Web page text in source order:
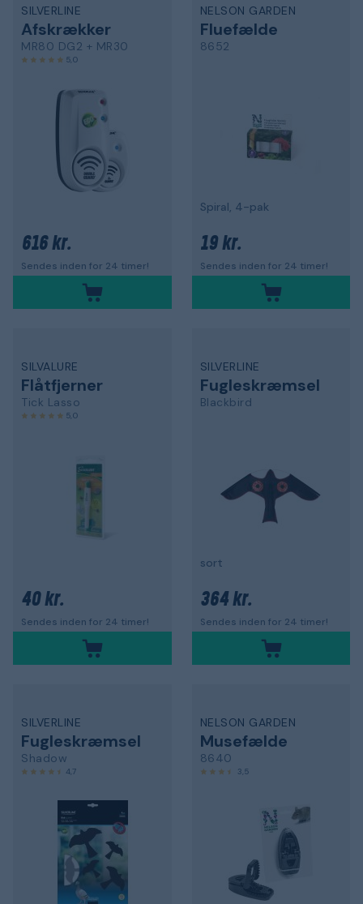
SILVERLINE
Afskrækker
MR80 DG2 + MR30
5,0
616 kr.
Sendes inden for 24 timer!
NELSON GARDEN
Fluefælde
8652
Spiral, 4-pak
19 kr.
Sendes inden for 24 timer!
SILVALURE
Flåtfjerner
Tick Lasso
5,0
40 kr.
Sendes inden for 24 timer!
SILVERLINE
Fugleskræmsel
Blackbird
sort
364 kr.
Sendes inden for 24 timer!
SILVERLINE
Fugleskræmsel
Shadow
4,7
NELSON GARDEN
Musefælde
8640
3,5